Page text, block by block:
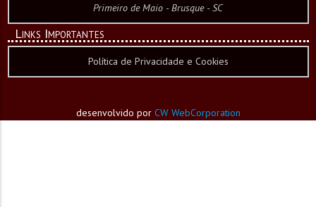
Primeiro de Maio - Brusque - SC
Links Importantes
Política de Privacidade e Cookies
desenvolvido por CW WebCorporation